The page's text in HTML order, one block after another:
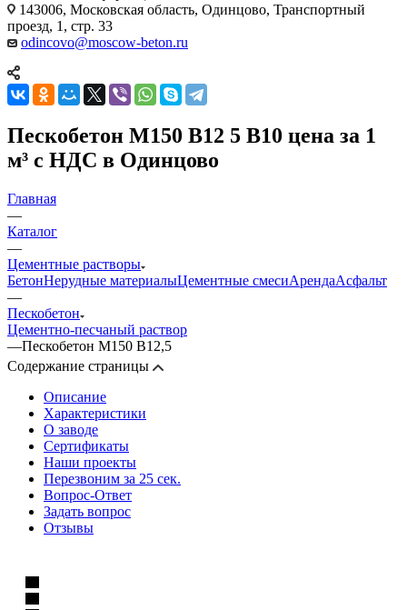
143006, Московская область, Одинцово, Транспортный
проезд, 1, стр. 33
odincovo@moscow-beton.ru
Пескобетон М150 В12 5 В10 цена за 1
м³ с НДС в Одинцово
Главная
—
Каталог
—
Цементные растворы
БетонНерудные материалыЦементные смесиАрендаАсфальт
—
Пескобетон
Цементно-песчаный раствор
—Пескобетон М150 B12,5
Содержание страницы
Описание
Характеристики
О заводе
Сертификаты
Наши проекты
Перезвоним за 25 сек.
Вопрос-Ответ
Задать вопрос
Отзывы